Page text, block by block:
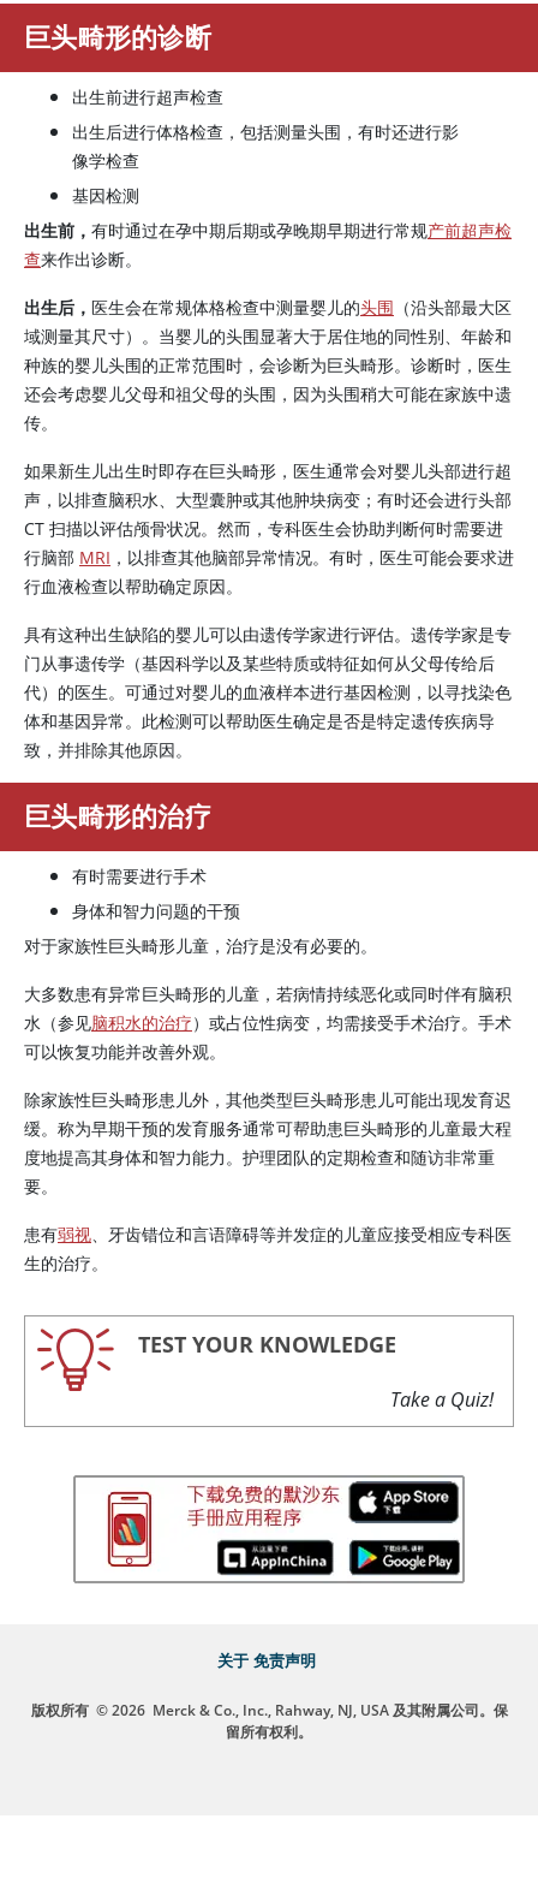
巨头畸形的诊断
出生前进行超声检查
出生后进行体格检查，包括测量头围，有时还进行影
像学检查
基因检测
出生前， 有时通过在孕中期后期或孕晚期早期进行常规产前超声检
查来作出诊断。
出生后， 医生会在常规体格检查中测量婴儿的头围 （沿头部最大区
域测量其尺寸）。当婴儿的头围显著大于居住地的同性别、年龄和
种族的婴儿头围的正常范围时，会诊断为巨头畸形。诊断时，医生
还会考虑婴儿父母和祖父母的头围，因为头围稍大可能在家族中遗
传。
如果新生儿出生时即存在巨头畸形，医生通常会对婴儿头部进行超
声，以排查脑积水、大型囊肿或其他肿块病变；有时还会进行头部
CT 扫描以评估颅骨状况。然而，专科医生会协助判断何时需要进
行脑部 MRI ，以排查其他脑部异常情况。有时，医生可能会要求进
行血液检查以帮助确定原因。
具有这种出生缺陷的婴儿可以由遗传学家进行评估。遗传学家是专
门从事遗传学（基因科学以及某些特质或特征如何从父母传给后
代）的医生。可通过对婴儿的血液样本进行基因检测，以寻找染色
体和基因异常。此检测可以帮助医生确定是否是特定遗传疾病导
致，并排除其他原因。
巨头畸形的治疗
有时需要进行手术
身体和智力问题的干预
对于家族性巨头畸形儿童，治疗是没有必要的。
大多数患有异常巨头畸形的儿童，若病情持续恶化或同时伴有脑积
水（参见脑积水的治疗）或占位性病变，均需接受手术治疗。手术
可以恢复功能并改善外观。
除家族性巨头畸形患儿外，其他类型巨头畸形患儿可能出现发育迟
缓。称为早期干预的发育服务通常可帮助患巨头畸形的儿童最大程
度地提高其身体和智力能力。护理团队的定期检查和随访非常重
要。
患有弱视、牙齿错位和言语障碍等并发症的儿童应接受相应专科医
生的治疗。
TEST YOUR KNOWLEDGE
Take a Quiz!
关于 免责声明
版权所有 © 2026 Merck & Co., Inc., Rahway, NJ, USA 及其附属公司。保
留所有权利。